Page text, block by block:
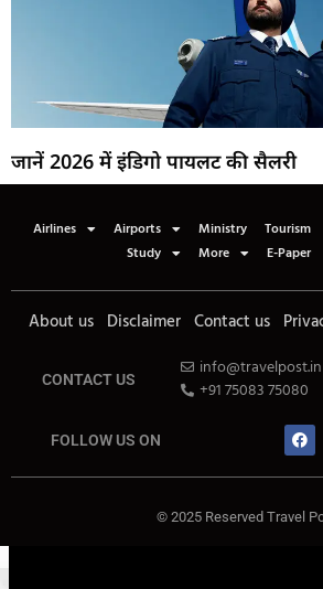
जानें 2026 में इंडिगो पायलट की सैलरी
Airlines Airports Ministry Tourism
Study
More E-Paper
About us Disclaimer Contact us
CONTACT US
info@travelpost.in
+91 75083 75080
FOLLOW US ON
© 2025 Reserved Travel